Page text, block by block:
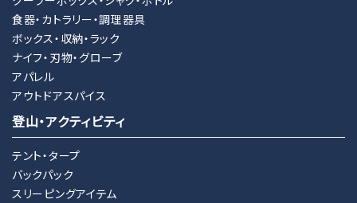
食器・カトラリー・調理器具
ボックス・収納・ラック
ナイフ・刃物・グローブ
アパレル
アウトドアスパイス
登山・アクティビティ
テント・タープ
バックパック
スリーピングアイテム